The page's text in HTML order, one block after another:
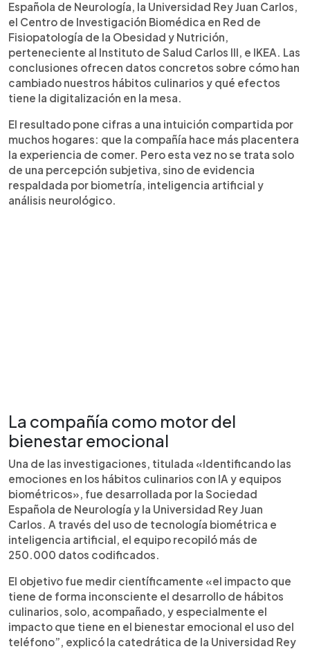
mejora la salud mental, la absorción de nutrientes
y fortalece el vínculo social.
Española de Neurología, la Universidad Rey Juan Carlos,
el Centro de Investigación Biomédica en Red de
Fisiopatología de la Obesidad y Nutrición,
perteneciente al Instituto de Salud Carlos III, e IKEA. Las
conclusiones ofrecen datos concretos sobre cómo han
cambiado nuestros hábitos culinarios y qué efectos
tiene la digitalización en la mesa.
El resultado pone cifras a una intuición compartida por
muchos hogares: que la compañía hace más placentera
la experiencia de comer. Pero esta vez no se trata solo
de una percepción subjetiva, sino de evidencia
respaldada por biometría, inteligencia artificial y
análisis neurológico.
La compañía como motor del
bienestar emocional
Una de las investigaciones, titulada «Identificando las
emociones en los hábitos culinarios con IA y equipos
biométricos», fue desarrollada por la Sociedad
Española de Neurología y la Universidad Rey Juan
Carlos. A través del uso de tecnología biométrica e
inteligencia artificial, el equipo recopiló más de
250.000 datos codificados.
El objetivo fue medir científicamente «el impacto que
tiene de forma inconsciente el desarrollo de hábitos
culinarios, solo, acompañado, y especialmente el
impacto que tiene en el bienestar emocional el uso del
teléfono”, explicó la catedrática de la Universidad Rey